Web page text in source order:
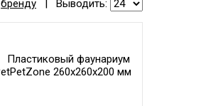
бренду | Выводить: